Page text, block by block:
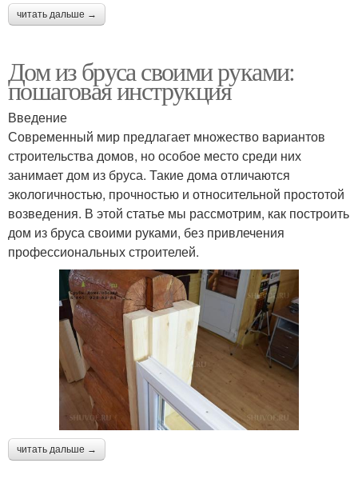
читать дальше →
Дом из бруса своими руками:
пошаговая инструкция
Введение
Современный мир предлагает множество вариантов
строительства домов, но особое место среди них
занимает дом из бруса. Такие дома отличаются
экологичностью, прочностью и относительной простотой
возведения. В этой статье мы рассмотрим, как построить
дом из бруса своими руками, без привлечения
профессиональных строителей.
читать дальше →